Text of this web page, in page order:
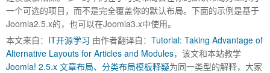
一个可选的项目，而不是完全覆盖你的默认布局。下面的示例是基于
Joomla2.5.x的，也可以在Joomla3.x中使用。
本文来自： IT开源学习 由作者翻译自： Tutorial: Taking Advantage of
Alternative Layouts for Articles and Modules，该文和本站教学
Joomla! 2.5.x 文章布局、分类布局模板释疑为同一类型的解释，大家